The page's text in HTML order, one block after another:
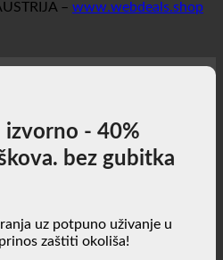
- 40%
bez gubitka
uz potpuno uživanje u